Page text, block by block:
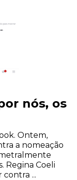
nós, os
Ontem,
a nomeação
Regina Coeli
contra ...